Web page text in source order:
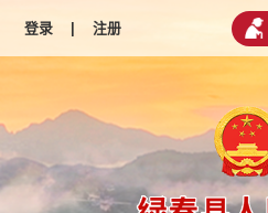
登录 | 注册